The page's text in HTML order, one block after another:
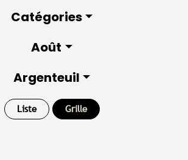
Catégories
Août
Argenteuil
Liste Grille